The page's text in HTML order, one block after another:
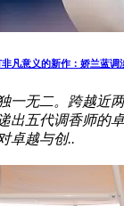
凡意义的新作：娇兰蓝调
一无二。跨越近
出五代调香师的
卓越与创..